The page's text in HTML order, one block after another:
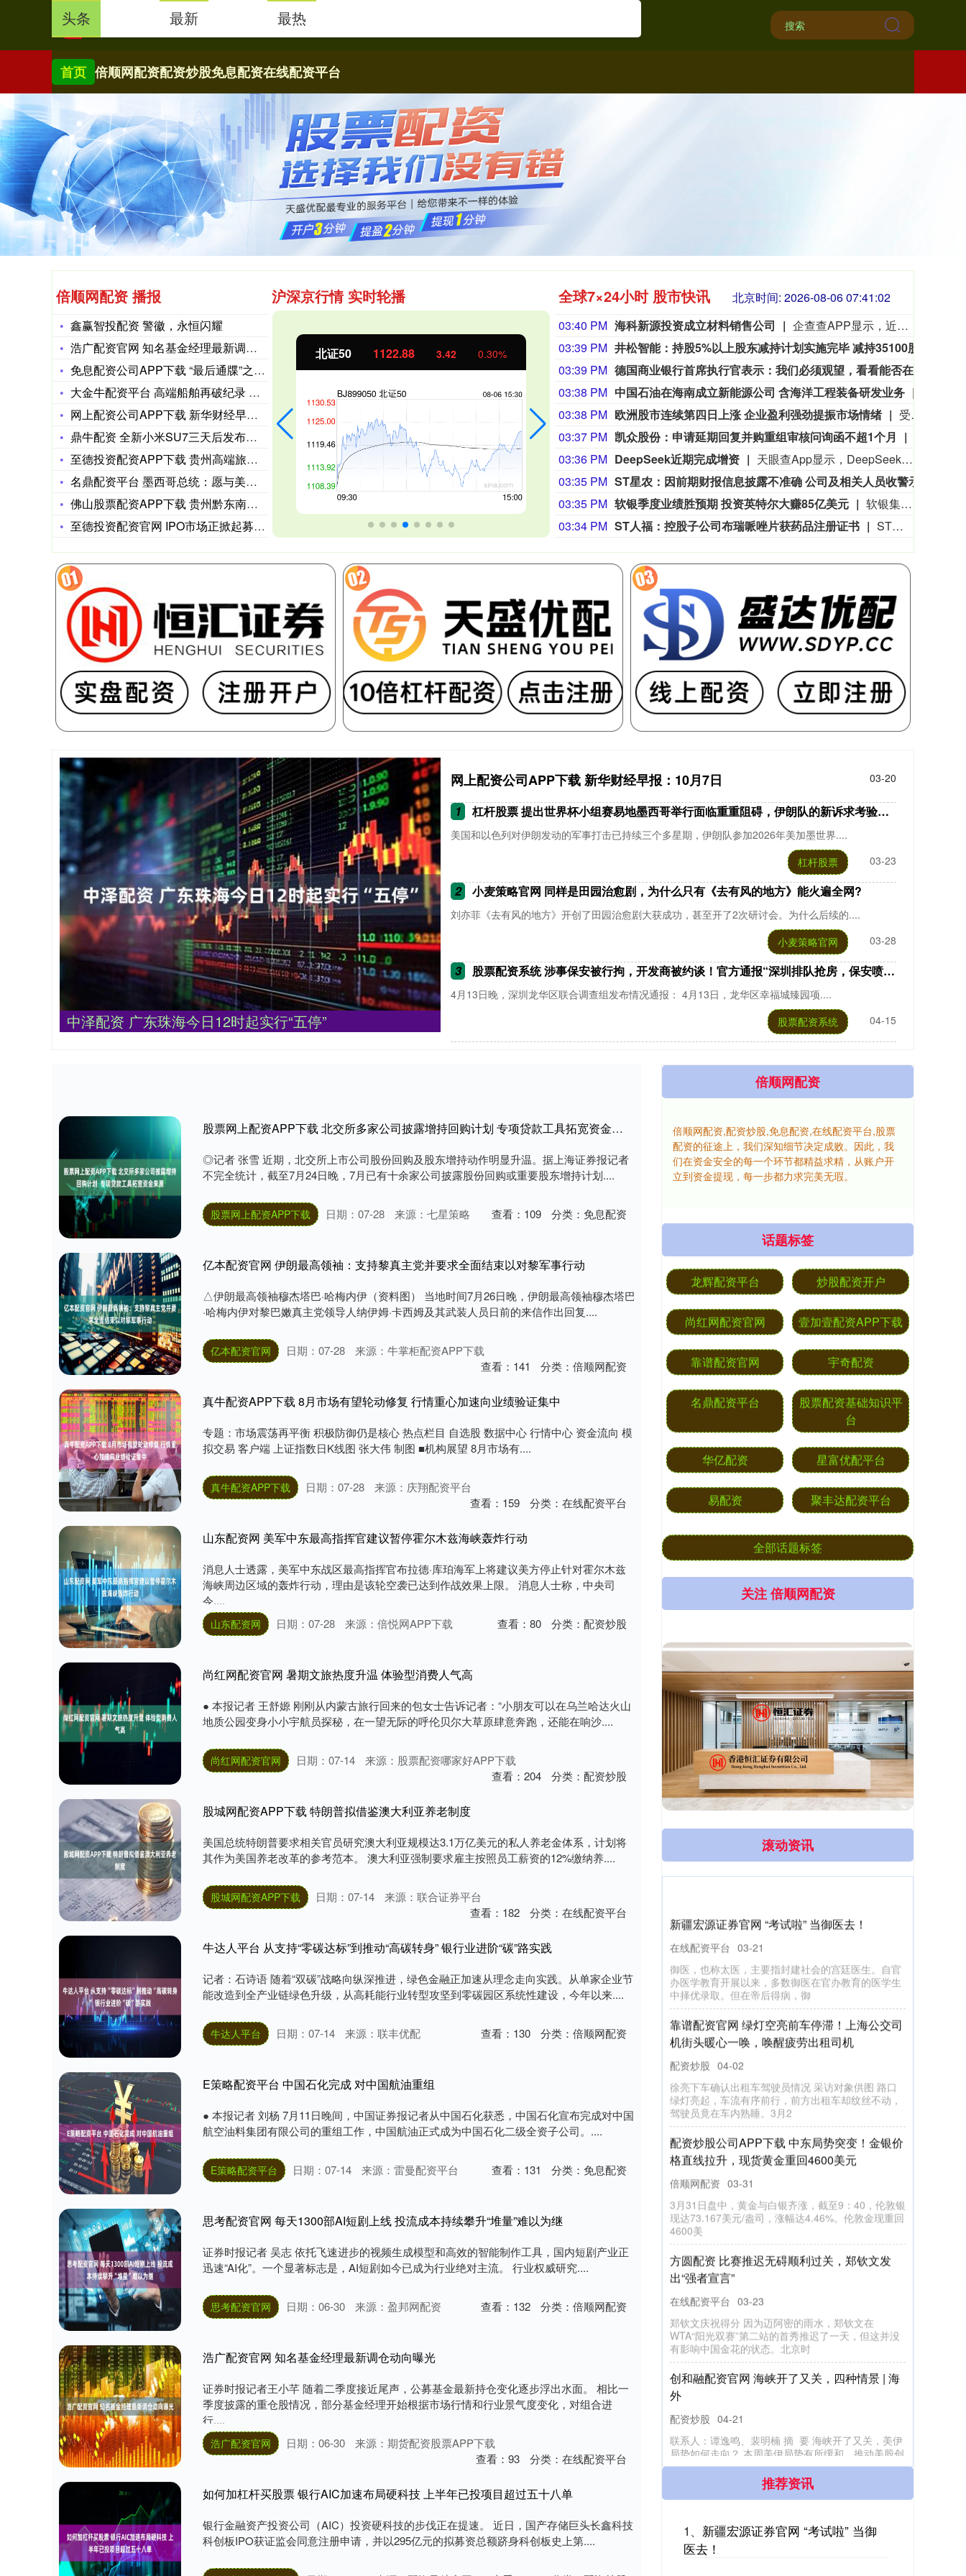
首页 倍顺网配资配资炒股免息配资在线配资平台
倍顺网配资 播报
鑫赢智投配资 警徽，永恒闪耀
浩广配资官网 知名基金经理最新调仓动向曝光
免息配资公司APP下载 “最后通牒”之下：霍尔木兹危机走到关
大金牛配资平台 高端船舶再破纪录 国内造船业高景气延续
网上配资公司APP下载 新华财经早报：10月7日
鼎牛配资 全新小米SU7三天后发布！这你受得了吗？
至德投资配资APP下载 贵州高端旅行社口碑榜出炉！游客预算控
名鼎配资平台 墨西哥总统：愿与美国合作 但不会在基本原则上让
佛山股票配资APP下载 贵州黔东南：“乐创”搭台“村嫂”上岗
至德投资配资官网 IPO市场正掀起募资“瘦身潮” 审核标准更
沪深京行情 实时轮播
沪深300 4651.31 -6.85 -0.15% 北证50 1122.88 3.42 0.30% 创业板指 3515.56 -19.58 -0.55% 基金指数
全球7×24小时 股市快讯 北京时间: 2026-08-06 07:41:04
03:40 PM 海科新源投资成立材料销售公司
企查查APP显示，近日，山东海科新源材料销售有限公司成立，法定代表人为燕增伟，经营范围包含：化工产品销售（不含许可类化工产品）；国内贸易代理；新材料技术研发；新材料技术推广服务等。企查查股权穿透显示，该公司由海科新源全资持股。
03:39 PM
03:39 PM
德国商业银行首席执行官表示：我们必须观望，看看能否在大型投资计划这类具体事务上开展合作。
03:38 PM 中国石油在海南成立新能源公司 含海洋工程装备研发业务
03:38 PM 欧洲股市连续第四日上涨 企业盈利强劲提振市场情绪
受强劲的盈利数据提振，欧洲股市连续第四个交易日上涨，其中WPP Plc领涨媒体板块。欧洲斯托克600指数上涨0.4%，超过周三创下的收盘纪录。西班牙IBEX 35指数和法国CAC 40指数也创下新高。媒体股表现最佳，WPP股价飙升18%，此前这家广告公司上半年的利润超出分析师预期。在今日公布财报的30多家公司中，德国电信股价上涨5.6%，这家欧洲最大的电信运营商将股票回购计划规模上调至多30亿欧元(约35亿美元)。欧洲企业第二季度盈利表现强劲，支撑了市场对股市上涨行情有望持续的看法。截至周三MSCI欧洲指数成分股已公布业绩的公司中，超过半数盈利超出预期。瑞银全球财富管理首席投资官Mark Haefele表示，欧洲股票是投资者可以用来分散集中仓位i的资产类别之一，并称“亚洲、欧洲和优质债券有助于拓宽收益来源，提高收入，并增强投资组合的抗风险能力。”
03:37 PM 凯众股份：申请延期回复并购重组审核问询函不超1个月
03:36 PM DeepSeek近期完成增资
天眼查App显示，DeepSeek关联公司杭州深度求索人工智能基础技术研究有限公司近期发生工商变更，新增国家人工智能产业投资基金合伙企业（有限合伙）、杭州程砺企业管理咨询合伙企业（有限合伙）为股东，注册资本由1500万人民币增至约1644.7万人民币。该公司成立于2023年7月，法定代表人为裴湉，经营范围包括人工智能应用软件开发、软件开发、数据处理服务等。
03:35 PM
03:35 PM 软银季度业绩胜预期 投资英特尔大赚85亿美元
软银集团公布的季度净利润降幅小于市场预期，主要得益于其持有的英特尔公司股份带来的丰厚收益，而市场目前正密切关注其对OpenAI的巨额押注。这家总部位于东京的科技投资公司在截至6月的季度中，因持有英特尔股份录得1.3万亿日元（约85亿美元）投资收益。英特尔股价当季飙升216%。软银去年以每股23美元的价格投入20亿美元买入英特尔股票，这笔投资部分抵消了OpenAI估值增长放缓以及Vision Fund投资组合价值下滑带来的影响。
03:34 PM ST人福：控股子公司布瑞哌唑片获药品注册证书 ST人福公告称，公司控股子公司宜昌人福药业近日收到国家药监局核准签发的布瑞哌唑片《药品注册证书》，该药品主要用于治疗成人精神分裂症。宜昌人福于2025年4月提交上市许可申请，截至目前该项目累计研发投入约1800万元。原研产品2025年全国销售额约900万元。获批标志宜昌人福可在国内销售该产品，将丰富公司产品线，其未来销售受多种因素影响，具有不确定性。
中泽配资 广东珠海今日12时起实行“五停”
网上配资公司APP下载 新华财经早报：10月7日 03-20
1 杠杆股票 提出世界杯小组赛易地墨西哥举行面临重重阻碍，伊朗队的新诉求考验国际足联
美国和以色列对伊朗发动的军事打击已持续三个多星期，伊朗队参加2026年美加墨世界....
03-23
杠杆股票
2 小麦策略官网 同样是田园治愈剧，为什么只有《去有风的地方》能火遍全网?
刘亦菲《去有风的地方》开创了田园治愈剧大获成功，甚至开了2次研讨会。为什么后续的....
03-28
小麦策略官网
3 股票配资系统 涉事保安被行拘，开发商被约谈！官方通报“深圳排队抢房，保安喷辣椒水赶人”
4月13日晚，深圳龙华区联合调查组发布情况通报： 4月13日，龙华区幸福城臻园项....
04-15
股票配资系统
头条 最新 最热
股票网上配资APP下载 北交所多家公司披露增持回购计划 专项贷款工具拓宽资金来源
◎记者 张雪 近期，北交所上市公司股份回购及股东增持动作明显升温。据上海证券报记者
不完全统计，截至7月24日晚，7月已有十余家公司披露股份回购或重要股东增持计划....
股票网上配资APP下载 日期：07-28 来源：七星策略 查看： 109 分类： 免息配资
亿本配资官网 伊朗最高领袖：支持黎真主党并要求全面结束以对黎军事行动
△伊朗最高领袖穆杰塔巴·哈梅内伊（资料图） 当地时间7月26日晚，伊朗最高领袖穆杰塔巴
·哈梅内伊对黎巴嫩真主党领导人纳伊姆·卡西姆及其武装人员日前的来信作出回复....
亿本配资官网 日期：07-28
来源：牛掌柜配资APP下载
查看： 141 分类： 倍顺网配资
真牛配资APP下载 8月市场有望轮动修复 行情重心加速向业绩验证集中
专题：市场震荡再平衡 积极防御仍是核心 热点栏目 自选股 数据中心 行情中心 资金流向 模
拟交易 客户端 上证指数日K线图 张大伟 制图 ■机构展望 8月市场有....
真牛配资APP下载 日期：07-28
来源：庆翔配资平台
查看： 159 分类： 在线配资平台
山东配资网 美军中东最高指挥官建议暂停霍尔木兹海峡轰炸行动
消息人士透露，美军中东战区最高指挥官布拉德·库珀海军上将建议美方停止针对霍尔木兹
海峡周边区域的轰炸行动，理由是该轮空袭已达到作战效果上限。 消息人士称，中央司
令....
山东配资网 日期：07-28 来源：倍悦网APP下载 查看： 80 分类： 配资炒股
尚红网配资官网 暑期文旅热度升温 体验型消费人气高
● 本报记者 王舒嫄 刚刚从内蒙古旅行回来的包女士告诉记者：“小朋友可以在乌兰哈达火山
地质公园变身小小宇航员探秘，在一望无际的呼伦贝尔大草原肆意奔跑，还能在响沙....
尚红网配资官网 日期：07-14
来源：股票配资哪家好APP下载
查看： 204 分类： 配资炒股
股城网配资APP下载 特朗普拟借鉴澳大利亚养老制度
美国总统特朗普要求相关官员研究澳大利亚规模达3.1万亿美元的私人养老金体系，计划将
其作为美国养老改革的参考范本。 澳大利亚强制要求雇主按照员工薪资的12%缴纳养....
股城网配资APP下载 日期：07-14
来源：联合证券平台
查看： 182 分类： 在线配资平台
牛达人平台 从支持“零碳达标”到推动“高碳转身” 银行业进阶“碳”路实践
记者：石诗语 随着“双碳”战略向纵深推进，绿色金融正加速从理念走向实践。从单家企业节
能改造到全产业链绿色升级，从高耗能行业转型攻坚到零碳园区系统性建设，今年以来....
牛达人平台 日期：07-14 来源：联丰优配 查看： 130 分类： 倍顺网配资
E策略配资平台 中国石化完成 对中国航油重组
● 本报记者 刘杨 7月11日晚间，中国证券报记者从中国石化获悉，中国石化宣布完成对中国
航空油料集团有限公司的重组工作，中国航油正式成为中国石化二级全资子公司。....
E策略配资平台 日期：07-14 来源：雷曼配资平台 查看： 131 分类： 免息配资
思考配资官网 每天1300部AI短剧上线 投流成本持续攀升“堆量”难以为继
证券时报记者 吴志 依托飞速进步的视频生成模型和高效的智能制作工具，国内短剧产业正
迅速“AI化”。一个显著标志是，AI短剧如今已成为行业绝对主流。 行业权威研究....
思考配资官网 日期：06-30 来源：盈邦网配资 查看： 132 分类： 倍顺网配资
浩广配资官网 知名基金经理最新调仓动向曝光
证券时报记者王小芊 随着二季度接近尾声，公募基金最新持仓变化逐步浮出水面。 相比一
季度披露的重仓股情况，部分基金经理开始根据市场行情和行业景气度变化，对组合进
行....
浩广配资官网 日期：06-30
来源：期货配资股票APP下载
查看： 93 分类： 在线配资平台
如何加杠杆买股票 银行AIC加速布局硬科技 上半年已投项目超过五十八单
银行金融资产投资公司（AIC）投资硬科技的步伐正在提速。 近日，国产存储巨头长鑫科技
科创板IPO获证监会同意注册申请，并以295亿元的拟募资总额跻身科创板史上第....
倍顺网配资
倍顺网配资,配资炒股,免息配资,在线配资平台,股票
配资的征途上，我们深知细节决定成败。因此，我
们在资金安全的每一个环节都精益求精，从账户开
立到资金提现，每一步都力求完美无瑕。
话题标签
龙辉配资平台 炒股配资开户
尚红网配资官网 壹加壹配资APP下载
靠谱配资官网 宇奇配资
名鼎配资平台
股票配资基础知识平
台
华亿配资 星富优配平台
易配资 聚丰达配资平台
全部话题标签
关注 倍顺网配资
滚动资讯
强对流天气持续影响
倍顺网配资
为什么广东多地出现12级大风 强对流天气持续影响。
广东的强对流天气仍在持续，气象部门预测全省今日
将继续遭遇大范围强对流天
联富配资APP下载 姚彬任武汉市副市长
配资炒股 04-11
中国经济网武汉4月10日综合报道 2026年4月8日，武
汉市第十五届人民代表大会常务委员会第三十三次会
清“AI+”培训套路，呵护对新技术的热情与信任
配资炒股 03-25
本报评论员 陈曦 我们要敞开胸怀拥抱新事物、融入
新趋势，同时也要保持头脑清醒，增强对“速成”“暴
富”的免疫力。压缩黑心机
推荐资讯
1、 新疆宏源证券官网 “考试啦” 当御
医去！